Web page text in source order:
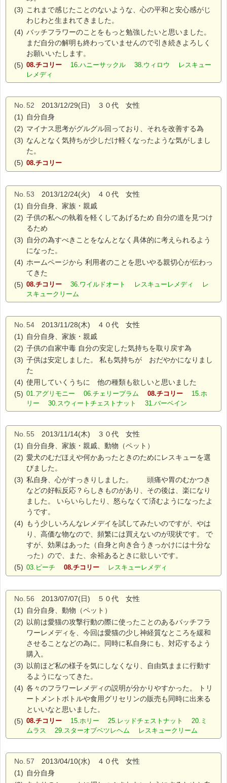
(3) これまで感じたことのないような、心の平和と安心感がじ
わじわと生まれてきました。
(4) バッチフラワーのことをもっと勉強したいと思いました。
まだ自分の解明も終わっていませんので引き続きよろしく
お願いいたします。
(5) 08.チコリー
16.ハニーサックル 38.ウィロウ レスキュー
レメディ
No. 52 2013/12/29(日) ３０代 女性
(1) 自分自身
(2) マイナス思考がグルグル回っており、それを改善する為
(3) なんとなく気持ちが少しだけ軽くなったような気がしまし
た。
(5) 08.チコリー
No. 53 2013/12/24(火) ４０代 女性
(1) 自分自身、家族・親戚
(2) 子供の私への執着を軽くしてあげるため 自分の道を見つけ
るため
(3) 自分の為すべきことをなんとなく具体的に考えられるよう
になった。
(4) ホームページから 利用者のことを思いやる親切心が伝わっ
てきた
(5) 08.チコリー
36.ワイルドオート レスキューレメディ レ
スキュークリーム
No. 54 2013/11/28(木) ４０代 女性
(1) 自分自身、家族・親戚
(2) 子供の自家中毒 自分の安定した気持ちを取り戻す為
(3) 子供は安定しました。 私も気持ちが おだやかになりまし
た
(4) 使用していくうちに 他の種類も欲しいと思いました
(5) 01.アグリモニー 06.チェリープラム 08.チコリー
15.ホ
リー 30.スウィートチェストナット 31.バーベイン
No. 55 2013/11/14(木) ３０代 女性
(1) 自分自身、家族・親戚、動物（ペット）
(2) 愛犬のむだほえや何かあったときのためにレスキューを選
びました。
(3) 私自身、心がすっきりしました。 頭痛や胃のむかつき
などの好転反応？らしきものがあり、その後は、楽になり
ました。 いらいらしたり、怒らなくて済むようになったよ
うです。
(4) もう少しいろんなレメデイを試してみたいのですが、やは
り、高価な物なので、頻繁には買えないのが現状です。 で
すが、効果はあった（自身と向き合うきっかけには十分な
った）ので、また、余裕あるときに欲しいです。
(5) 03.ビーチ 08.チコリー レスキューレメディ
No. 56 2013/07/07(日) ５０代 女性
(1) 自分自身、動物（ペット）
(2) 以前は愛猫の攻撃行動の際に使ったことのあるバッチフラ
ワーレメディを、今回は愛猫の少し神経質なところを緩和
させることなどの為に。同時に私自身にも、対応するよう
購入。
(3) 以前ほど私の様子を気にしなくなり、自由気ままに行動す
るようになってきた。
(4) 各々のフラワーレメディの説明が分かりやすかった。 トリ
ートメントボトルや食用グリセリンの販売も同時に出来る
といいなと思いました。
(5) 08.チコリー
15.ホリー 25.レッドチェストナット 20.ミ
ムラス 29.スターオブベツレヘム レスキュークリーム
No. 57 2013/04/10(水) ４０代 女性
(1) 自分自身